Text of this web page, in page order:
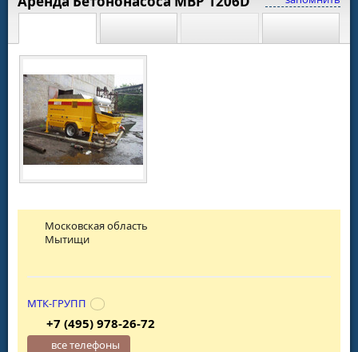
Московская область
Мытищи
МТК-ГРУПП
+7 (495) 978-26-72
все телефоны